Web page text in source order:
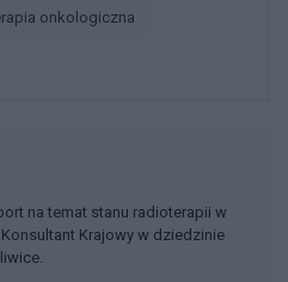
onkologiczna
na temat stanu radioterapii w
Krajowy w dziedzinie